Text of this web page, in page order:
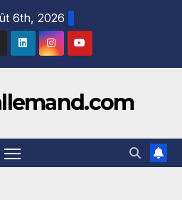
6th, 2026